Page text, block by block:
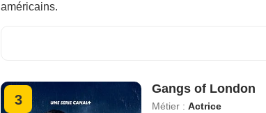
américains.
3
Gangs of London
Métier : Actrice